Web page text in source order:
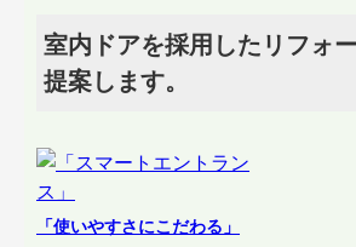
室内ドアを採用したリフォ
提案します。
「使いやすさにこだわる」